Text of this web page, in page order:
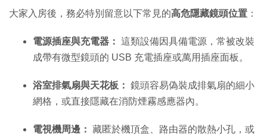
大家入房後，務必特別留意以下常見的高危隱藏鏡頭位置 ：
電源插座與充電器： 這類設備因具備電源，常被改裝
成帶有微型鏡頭的 USB 充電插座或萬用插座面板。
浴室排氣扇與天花板： 鏡頭容易偽裝成排氣扇的細小
網格，或直接隱藏在消防煙霧感應器內。
電視機周邊： 藏匿於機頂盒、路由器的散熱小孔，或